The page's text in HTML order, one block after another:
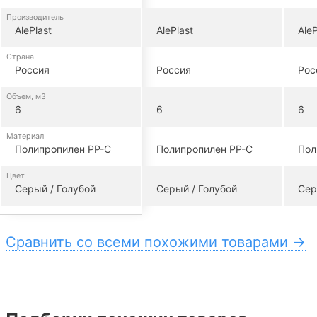
Производитель
AlePlast
Страна
Россия
Объем, м3
6
Материал
Полипропилен PP-C
Цвет
Серый / Голубой
AlePlast
Россия
6
Полипропилен PP-C
Серый / Голубой
6
Сравнить со всеми похожими товарами →